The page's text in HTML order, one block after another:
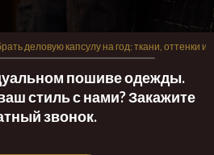
деловую капсулу на год: ткани, оттенки
пошиве одежды.
стиль с нами? Закажите
звонок.